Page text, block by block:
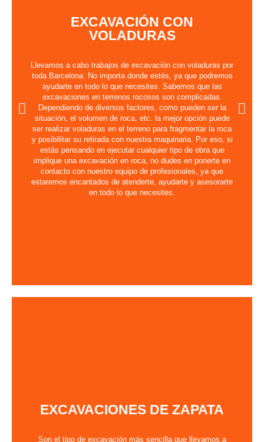
EXCAVACIÓN CON
VOLADURAS
Llevamos a cabo trabajos de excavación con voladuras por
toda Barcelona. No importa donde estés, ya que podremos
ayudarte en todo lo que necesites. Sabemos que las
excavaciones en terrenos rocosos son complicadas.
Dependiendo de diversos factores, como pueden ser la
situación, el volumen de roca, etc. la mejor opción puede
ser realizar voladuras en el terreno para fragmentar la roca
y posibilitar su retirada con nuestra maquinaria. Por eso, si
estás pensando en ejecutar cualquier tipo de obra que
implique una excavación en roca, no dudes en ponerte en
contacto con nuestro equipo de profesionales, ya que
estaremos encantados de atenderte, ayudarte y asesorarte
en todo lo que necesites.
EXCAVACIONES DE ZAPATA
Son el tipo de excavación más sencilla que llevamos a